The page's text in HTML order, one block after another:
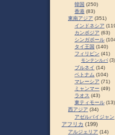
韓国 (250)
香港 (83)
東南アジア (351)
インドネシア
カンボジア (63)
シンガポール
タイ王国 (140)
フィリピン (41)
モンテンルパ (3)
ブルネイ (14)
ベトナム (104)
マレーシア (71)
ミャンマー (49)
ラオス (43)
東ティモール (13)
西アジア (34)
アゼルバイジャン
アフリカ (199)
アルジェリア (14)